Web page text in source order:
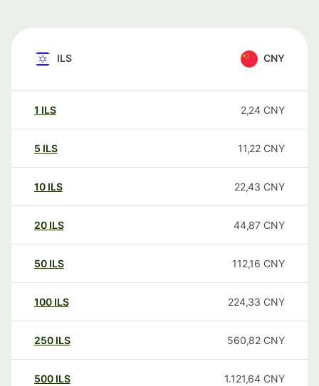
ILS CNY
1 ILS 2,24 CNY
5 ILS 11,22 CNY
10 ILS 22,43 CNY
20 ILS 44,87 CNY
50 ILS 112,16 CNY
100 ILS 224,33 CNY
250 ILS 560,82 CNY
500 ILS 1.121,64 CNY